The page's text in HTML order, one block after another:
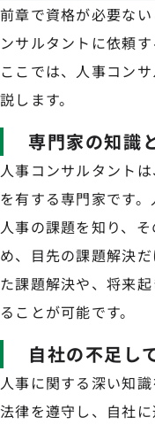
前章で資格が必要な
ンサルタントに依頼
ここでは、人事コン
説します。
専門家の知識
人事コンサルタント
を有する専門家です
人事の課題を知り、
め、目先の課題解決
た課題解決や、将来
ることが可能です。
自社の不足し
人事に関する深い知
法律を遵守し、自社